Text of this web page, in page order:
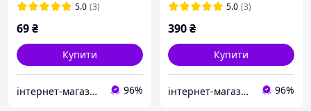
5.0 (3)
69₴
Купити
інтернет-магазин "О.К." 96%
5.0 (3)
390₴
Купити
інтернет-магазин "О.К." 96%